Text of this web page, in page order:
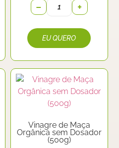
− +
Vinagre de Maça
Orgânica sem Dosador
(500g)